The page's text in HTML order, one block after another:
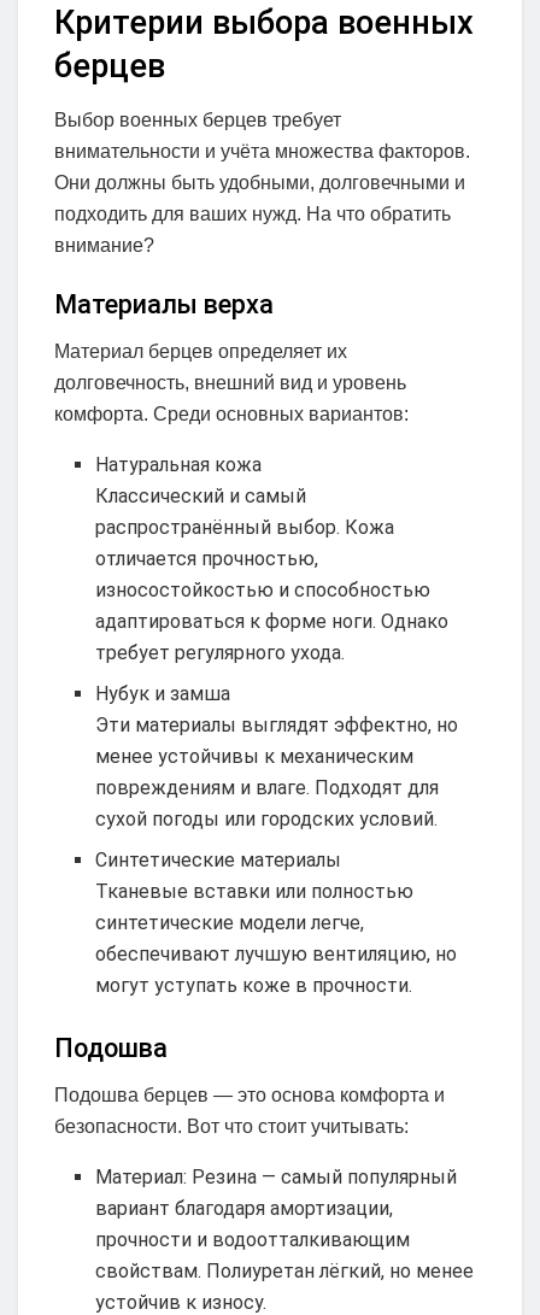
Критерии выбора военных
берцев
Выбор военных берцев требует
внимательности и учёта множества факторов.
Они должны быть удобными, долговечными и
подходить для ваших нужд. На что обратить
внимание?
Материалы верха
Материал берцев определяет их
долговечность, внешний вид и уровень
комфорта. Среди основных вариантов:
Натуральная кожа
Классический и самый
распространённый выбор. Кожа
отличается прочностью,
износостойкостью и способностью
адаптироваться к форме ноги. Однако
требует регулярного ухода.
Нубук и замша
Эти материалы выглядят эффектно, но
менее устойчивы к механическим
повреждениям и влаге. Подходят для
сухой погоды или городских условий.
Синтетические материалы
Тканевые вставки или полностью
синтетические модели легче,
обеспечивают лучшую вентиляцию, но
могут уступать коже в прочности.
Подошва
Подошва берцев — это основа комфорта и
безопасности. Вот что стоит учитывать:
Материал: Резина — самый популярный
вариант благодаря амортизации,
прочности и водоотталкивающим
свойствам. Полиуретан лёгкий, но менее
устойчив к износу.